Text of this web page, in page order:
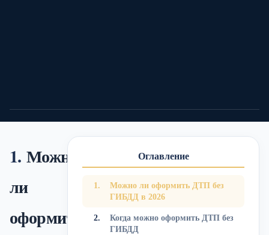
Автоюрист 8 мин. 11 0 0
Можно
ли
оформить
Оглавление
Можно ли оформить ДТП без
ГИБДД в 2026
Когда можно оформить ДТП без
ГИБДД